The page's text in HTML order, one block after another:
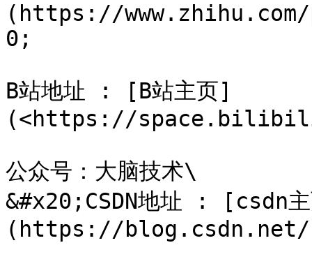
(https://
0;
B站地址 : [B站主页]
(<https://
公众号：大脑技术\
&#x20;CSDN地址 : [csdn